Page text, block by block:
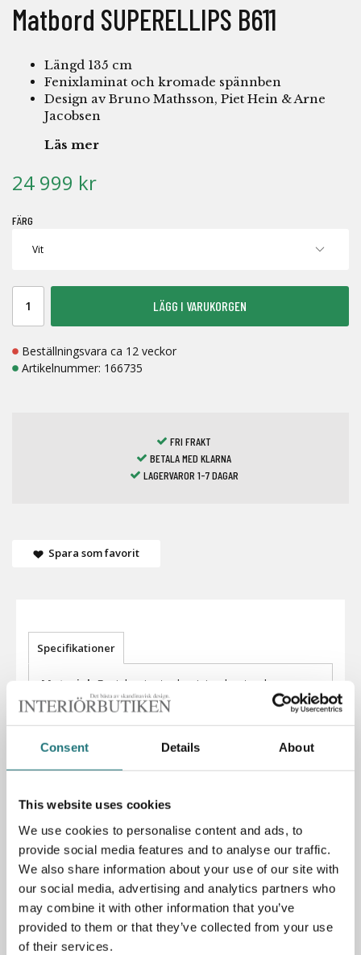
Consent Details About
This website uses cookies
We use cookies to personalise content and ads, to
provide social media features and to analyse our traffic.
We also share information about your use of our site with
our social media, advertising and analytics partners who
may combine it with other information that you’ve
provided to them or that they’ve collected from your use
of their services.
Matbord SUPERELLIPS B611
Längd 135 cm
Fenixlaminat och kromade spännben
Design av Bruno Mathsson, Piet Hein & Arne
Jacobsen
Läs mer
24 999 kr
FÄRG
LÄGG I VARUKORGEN
Beställningsvara ca 12 veckor
Artikelnummer: 166735
FRI FRAKT
BETALA MED KLARNA
LAGERVAROR 1-7 DAGAR
Spara som favorit
Specifikationer
Material: Fenixlaminat, aluminiumkant och
kromade spännben.
Bredd:90 cm
Höjd:72 cm
Längd:135 cm
PRODUKTBESKRIVNING
Matbord Superellips B611 i Fenixlaminat med
aluminiumkant och kromade spännben. Designat av
Bruno Mathsson, Piet Hein och Arne
Jacobsen. Fenixlaminat är ett tåligt material men ger ett
mjukt utseende med dess matta yta. Fenixlaminat är